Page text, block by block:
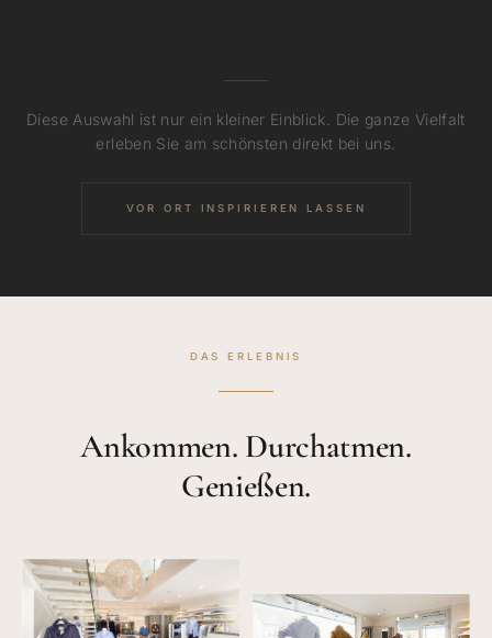
Diese Auswahl ist nur ein kleiner Einblick. Die ganze Vielfalt
erleben Sie am schönsten direkt bei uns.
VOR ORT INSPIRIEREN LASSEN
DAS ERLEBNIS
Ankommen. Durchatmen.
Genießen.